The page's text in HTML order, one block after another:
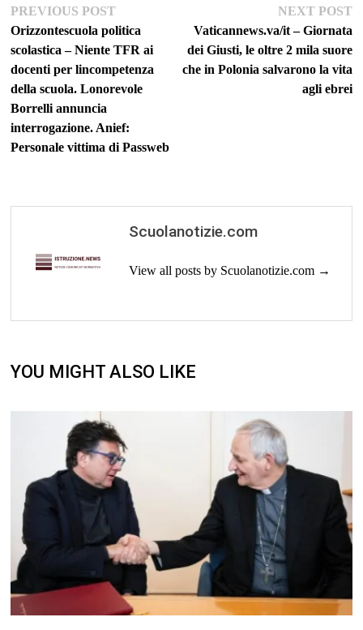
Navigazione
articoli
PREVIOUS POSTPrevious
post:
Orizzontescuola politica
scolastica – Niente TFR ai
docenti per lincompetenza
della scuola. Lonorevole
Borrelli annuncia
interrogazione. Anief:
Personale vittima di Passweb
NEXT POST
Vaticannews.va/it – Giornata
dei Giusti, le oltre 2 mila suore
che in Polonia salvarono la vita
agli ebrei
Scuolanotizie.com
View all posts by Scuolanotizie.com →
YOU MIGHT ALSO LIKE